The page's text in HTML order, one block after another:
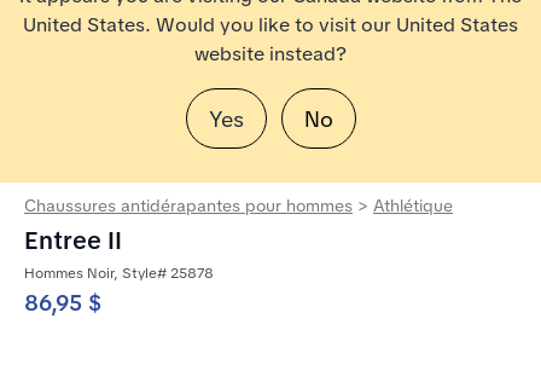
United States. Would you like to visit our United States
website instead?
Yes No
Chaussures antidérapantes pour hommes > Athlétique
Entree II
Hommes Noir, Style# 25878
86,95 $